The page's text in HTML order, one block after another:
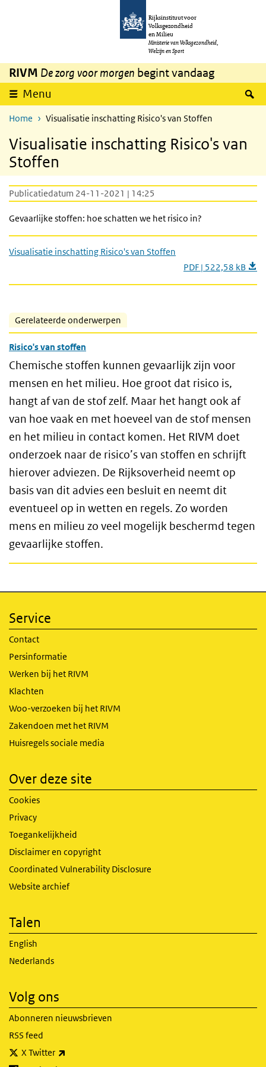
Overslaan en naar de inhoud gaan
Rijksinstituut voor
Volksgezondheid
en Milieu
Ministerie van Volksgezondheid,
Welzijn en Sport
RIVM De zorg voor morgen begint vandaag
Menu
Home Visualisatie inschatting Risico's van Stoffen
Visualisatie inschatting Risico's van
Stoffen
Publicatiedatum 24-11-2021 | 14:25
Gevaarlijke stoffen: hoe schatten we het risico in?
Visualisatie inschatting Risico's van Stoffen
PDF | 522,58 kB
Gerelateerde onderwerpen
Risico's van stoffen
Chemische stoffen kunnen gevaarlijk zijn voor
mensen en het milieu. Hoe groot dat risico is,
hangt af van de stof zelf. Maar het hangt ook af
van hoe vaak en met hoeveel van de stof mensen
en het milieu in contact komen. Het RIVM doet
onderzoek naar de risico’s van stoffen en schrijft
hierover adviezen. De Rijksoverheid neemt op
basis van dit advies een besluit en neemt dit
eventueel op in wetten en regels. Zo worden
mens en milieu zo veel mogelijk beschermd tegen
gevaarlijke stoffen.
Service
Contact
Persinformatie
Werken bij het RIVM
Klachten
Woo-verzoeken bij het RIVM
Zakendoen met het RIVM
Huisregels sociale media
Over deze site
Cookies
Privacy
Toegankelijkheid
Disclaimer en copyright
Coordinated Vulnerability Disclosure
Website archief
Talen
English
Nederlands
Volg ons
Abonneren nieuwsbrieven
RSS feed
X Twitter